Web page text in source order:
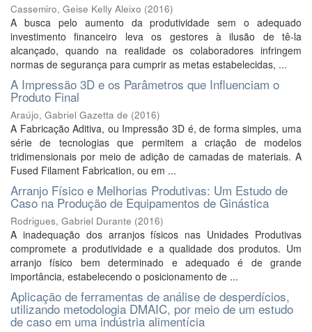
Cassemiro, Geise Kelly Aleixo (2016)
A busca pelo aumento da produtividade sem o adequado
investimento financeiro leva os gestores à ilusão de tê-la
alcançado, quando na realidade os colaboradores infringem
normas de segurança para cumprir as metas estabelecidas, ...
A Impressão 3D e os Parâmetros que Influenciam o
Produto Final
Araújo, Gabriel Gazetta de (2016)
A Fabricação Aditiva, ou Impressão 3D é, de forma simples, uma
série de tecnologias que permitem a criação de modelos
tridimensionais por meio de adição de camadas de materiais. A
Fused Filament Fabrication, ou em ...
Arranjo Físico e Melhorias Produtivas: Um Estudo de
Caso na Produção de Equipamentos de Ginástica
Rodrigues, Gabriel Durante (2016)
A inadequação dos arranjos físicos nas Unidades Produtivas
compromete a produtividade e a qualidade dos produtos. Um
arranjo físico bem determinado e adequado é de grande
importância, estabelecendo o posicionamento de ...
Aplicação de ferramentas de análise de desperdícios,
utilizando metodologia DMAIC, por meio de um estudo
de caso em uma indústria alimentícia